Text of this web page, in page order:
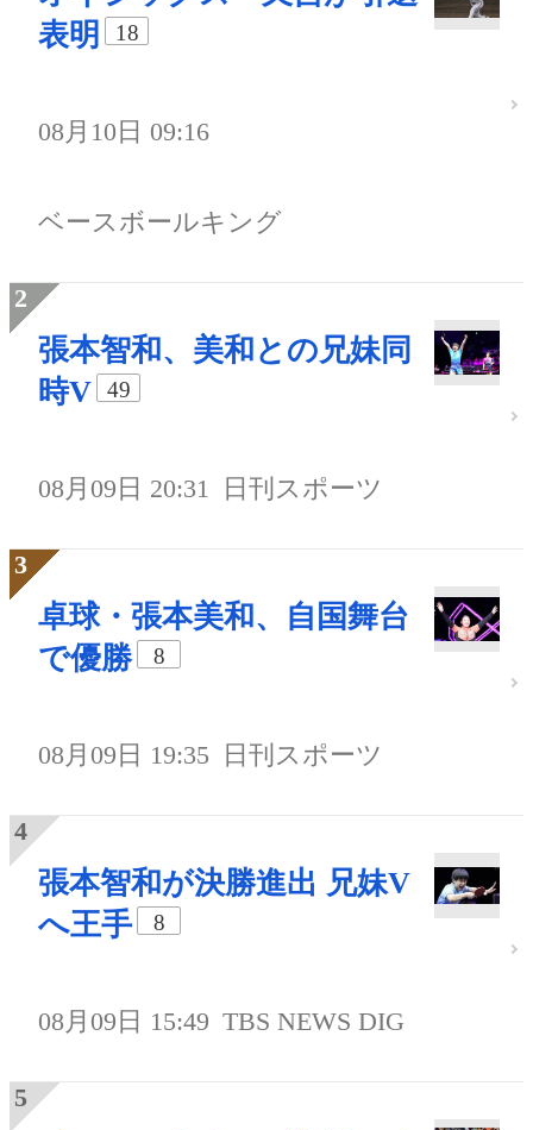
表明
18
08月10日 09:16
ベースボールキング
張本智和、美和との兄妹同
時V
49
08月09日 20:31 日刊スポーツ
卓球・張本美和、自国舞台
で優勝
8
08月09日 19:35 日刊スポーツ
張本智和が決勝進出 兄妹V
へ王手
8
08月09日 15:49 TBS NEWS DIG